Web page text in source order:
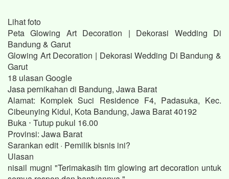
Lihat foto
Peta Glowing Art Decoration | Dekorasi Wedding Di
Bandung & Garut
Glowing Art Decoration | Dekorasi Wedding Di Bandung &
Garut
18 ulasan Google
Jasa pernikahan di Bandung, Jawa Barat
Alamat: Komplek Suci Residence F4, Padasuka, Kec.
Cibeunying Kidul, Kota Bandung, Jawa Barat 40192
Buka ⋅ Tutup pukul 16.00
Provinsi: Jawa Barat
Sarankan edit · Pemilik bisnis ini?
Ulasan
nisail mugni "Terimakasih tim glowing art decoration untuk